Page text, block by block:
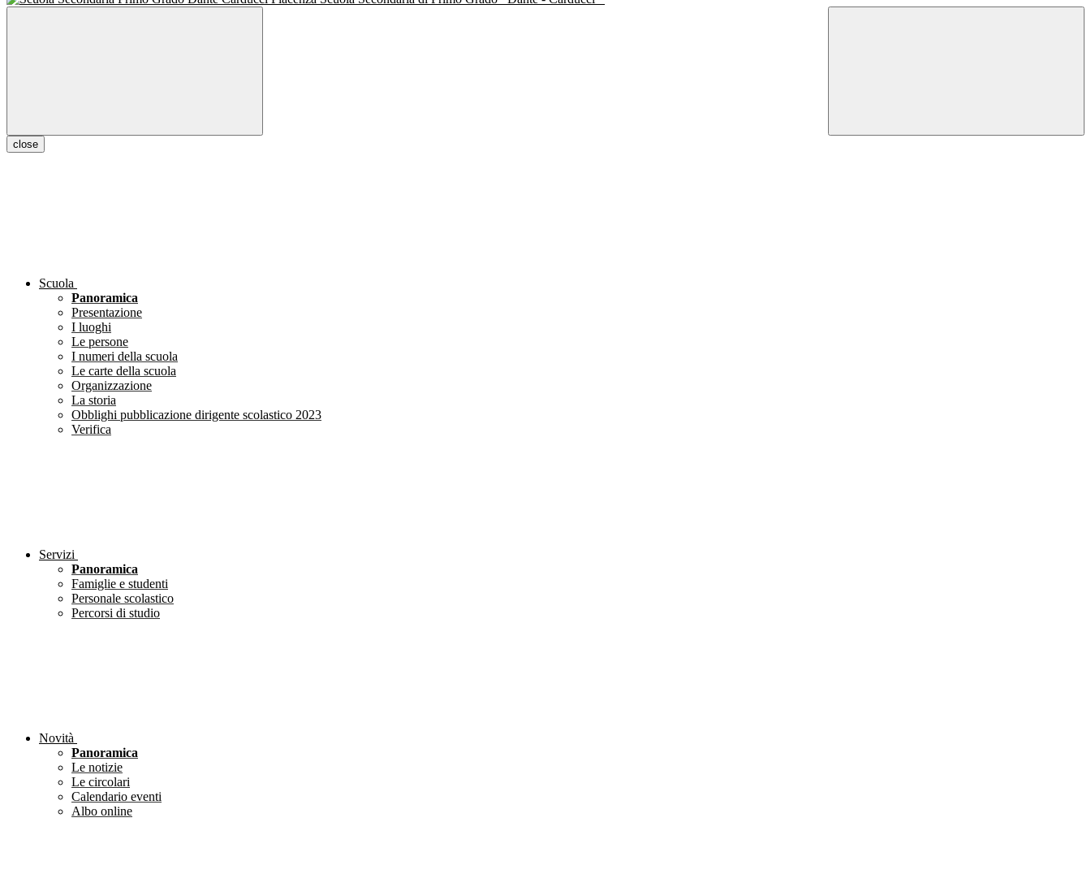
close
Scuola
Panoramica
Presentazione
I luoghi
Le persone
I numeri della scuola
Le carte della scuola
Organizzazione
La storia
Obblighi pubblicazione dirigente scolastico 2023
Verifica
Servizi
Panoramica
Famiglie e studenti
Personale scolastico
Percorsi di studio
Novità
Panoramica
Le notizie
Le circolari
Calendario eventi
Albo online